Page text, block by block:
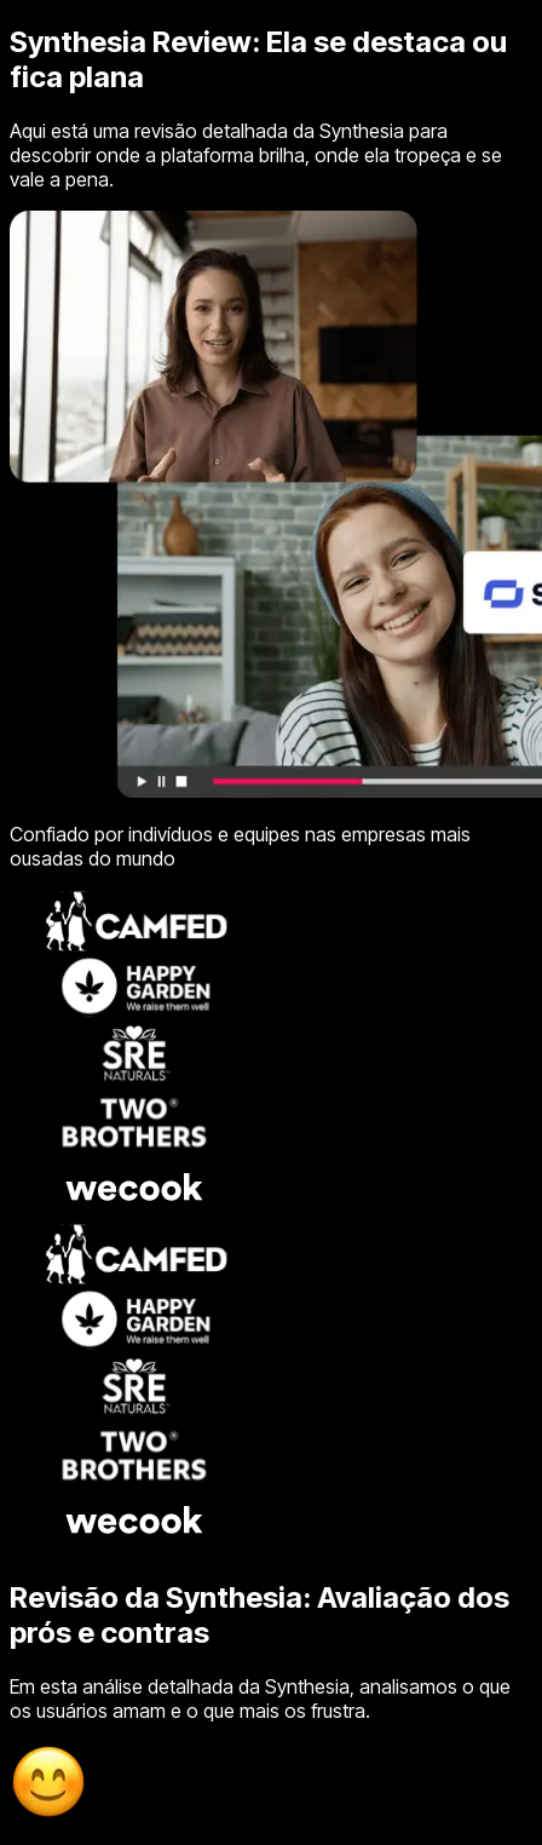
Synthesia Review: Ela se destaca ou
fica plana
Aqui está uma revisão detalhada da Synthesia para
descobrir onde a plataforma brilha, onde ela tropeça e se
vale a pena.
Confiado por indivíduos e equipes nas empresas mais
ousadas do mundo
Revisão da Synthesia: Avaliação dos
prós e contras
Em esta análise detalhada da Synthesia, analisamos o que
os usuários amam e o que mais os frustra.